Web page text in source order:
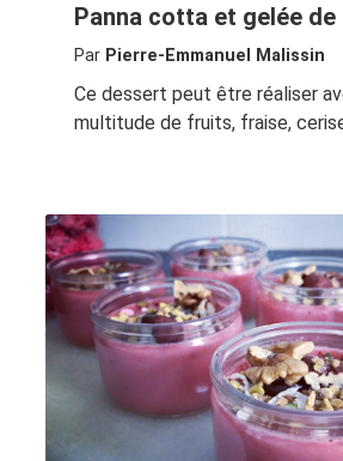
Panna cotta et gelée
Par Pierre-Emmanuel Malissin
Ce dessert peut être réaliser
multitude de fruits, fraise,